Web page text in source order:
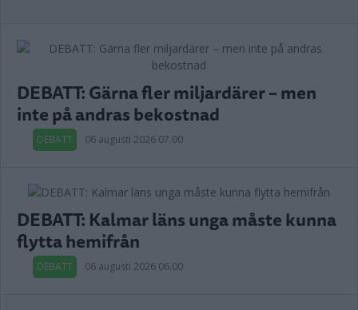
DEBATT: Gärna fler miljardärer – men
inte på andras bekostnad
DEBATT 06 augusti 2026 07.00
DEBATT: Kalmar läns unga måste kunna
flytta hemifrån
DEBATT 06 augusti 2026 06.00